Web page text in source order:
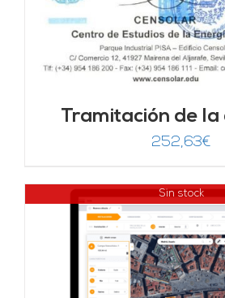
Tramitación de la
252,63€
Sin stock